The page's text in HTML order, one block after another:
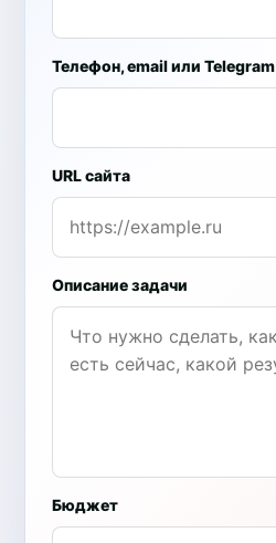
Телефон, email или Telegram
URL сайта
Описание задачи
Бюджет